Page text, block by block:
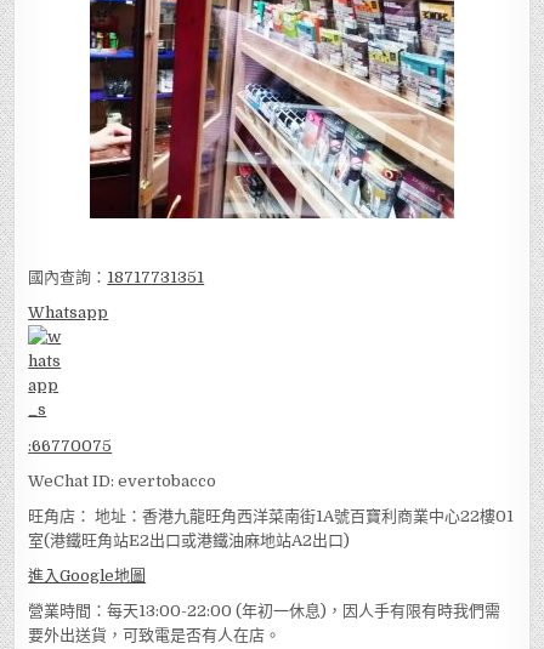
國內查詢： 18717731351
Whatsapp
:66770075
WeChat ID: evertobacco
旺角店： 地址：香港九龍旺角西洋菜南街1A號百寶利商業中心22樓01
室(港鐵旺角站E2出口或港鐵油麻地站A2出口)
進入Google地圖
營業時間：每天13:00-22:00 (年初一休息)，因人手有限有時我們需
要外出送貨，可致電是否有人在店。